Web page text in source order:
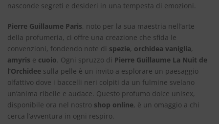
nasconde segreti e desideri in una tempesta di emozioni.
Pierre Guillaume Paris, noto per la sua maestria nell’arte
della profumeria, ci offre una creazione che sfida le
convenzioni, fondendo note di spezie, orchidea vaniglia,
amyris e cuoio. Ogni spruzzo di Pierre Guillaume La Nuit de
l’Orchidee sulla pelle è un invito a esplorare un paesaggio
olfattivo dove i baccelli neri colpiti da un fulmine svelano
un’anima ribelle e audace. Questo profumo dolce unisex,
disponibile ora nel nostro shop online, è un omaggio a chi
cerca l’avventura in ogni respiro.